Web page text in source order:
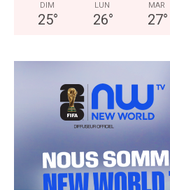
DIM
25°
LUN
26°
MAR
27°